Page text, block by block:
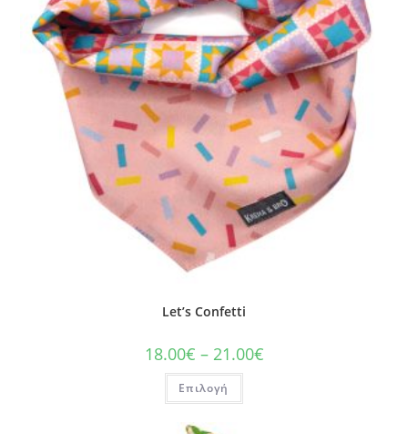
Let’s Confetti
18.00€ – 21.00€
Επιλογή